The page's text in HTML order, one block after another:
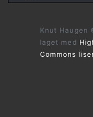
Knut Haugen
laget med
Commons